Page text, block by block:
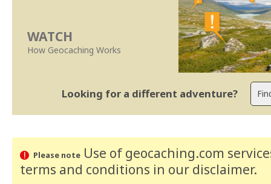
WATCH
How Geocaching Works
Looking for a different adventure?
Please noteUse of geocaching.com
terms and conditions in our disclaimer.